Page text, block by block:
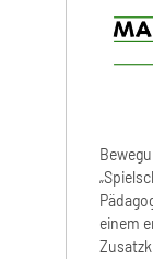
einem